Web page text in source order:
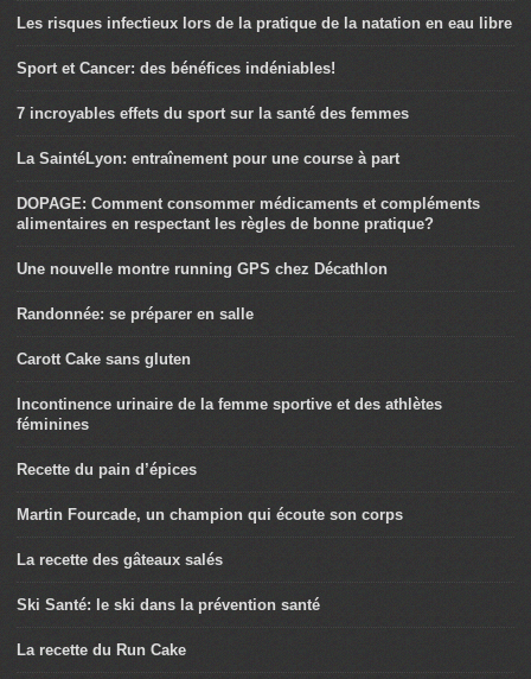
Les risques infectieux lors de la pratique de la natation en eau libre
Sport et Cancer: des bénéfices indéniables!
7 incroyables effets du sport sur la santé des femmes
La SaintéLyon: entraînement pour une course à part
DOPAGE: Comment consommer médicaments et compléments
alimentaires en respectant les règles de bonne pratique?
Une nouvelle montre running GPS chez Décathlon
Randonnée: se préparer en salle
Carott Cake sans gluten
Incontinence urinaire de la femme sportive et des athlètes
féminines
Recette du pain d’épices
Martin Fourcade, un champion qui écoute son corps
La recette des gâteaux salés
Ski Santé: le ski dans la prévention santé
La recette du Run Cake